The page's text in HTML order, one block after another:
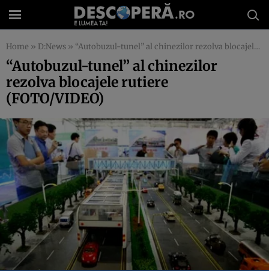
Home » D:News » “Autobuzul-tunel” al chinezilor rezolva blocajele rutiere (FOTO/VIDEO)
“Autobuzul-tunel” al chinezilor
rezolva blocajele rutiere
(FOTO/VIDEO)